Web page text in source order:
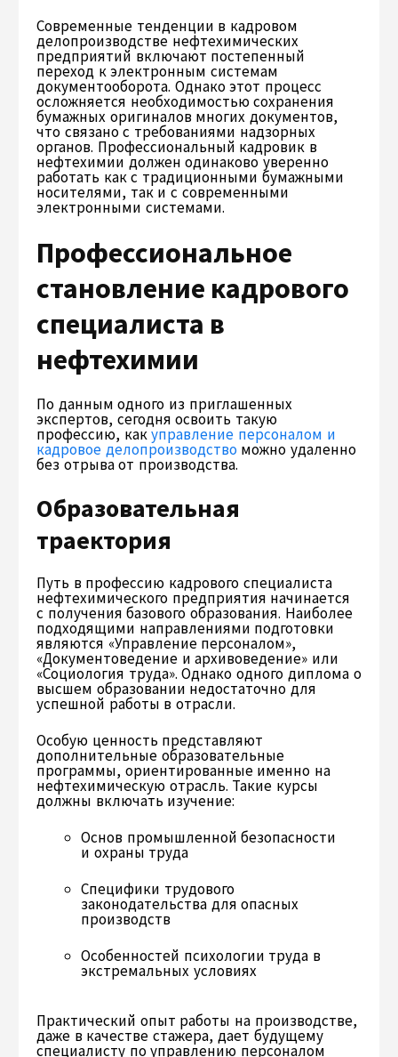
Современные тенденции в кадровом
делопроизводстве нефтехимических
предприятий включают постепенный
переход к электронным системам
документооборота. Однако этот процесс
осложняется необходимостью сохранения
бумажных оригиналов многих документов,
что связано с требованиями надзорных
органов. Профессиональный кадровик в
нефтехимии должен одинаково уверенно
работать как с традиционными бумажными
носителями, так и с современными
электронными системами.
Профессиональное
становление кадрового
специалиста в
нефтехимии
По данным одного из приглашенных
экспертов, сегодня освоить такую
профессию, какуправление персоналом и
кадровое делопроизводствоможно удаленно
без отрыва от производства.
Образовательная
траектория
Путь в профессию кадрового специалиста
нефтехимического предприятия начинается
с получения базового образования. Наиболее
подходящими направлениями подготовки
являются «Управление персоналом»,
«Документоведение и архивоведение» или
«Социология труда». Однако одного диплома о
высшем образовании недостаточно для
успешной работы в отрасли.
Особую ценность представляют
дополнительные образовательные
программы, ориентированные именно на
нефтехимическую отрасль. Такие курсы
должны включать изучение:
Основ промышленной безопасности
и охраны труда
Специфики трудового
законодательства для опасных
производств
Особенностей психологии труда в
экстремальных условиях
Практический опыт работы на производстве,
даже в качестве стажера, дает будущему
специалисту по управлению персоналом